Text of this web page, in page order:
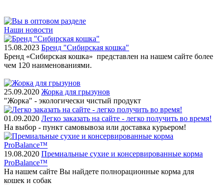
Наши новости
15.08.2023 Бренд "Сибирская кошка"
Бренд «Сибирская кошка» представлен на нашем сайте более
чем 120 наименованиями.
25.09.2020 Жорка для грызунов
"Жорка" - экологически чистый продукт
01.09.2020 Легко заказать на сайте - легко получить во время!
На выбор - пункт самовывоза или доставка курьером!
19.08.2020 Премиальные сухие и консервированные корма
ProBalance™
На нашем сайте Вы найдете полнорационные корма для
кошек и собак